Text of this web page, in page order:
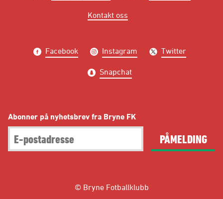
Kontakt oss
Facebook Instagram Twitter
Snapchat
Abonner på nyhetsbrev fra Bryne FK
PÅMELDING
© Bryne Fotballklubb